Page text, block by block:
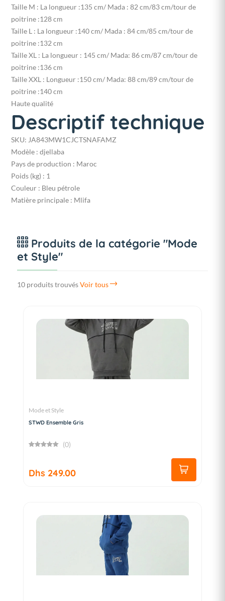
Taille M : La longueur :135 cm/ Mada : 82 cm/83 cm/tour de
poitrine :128 cm
Taille L : La longueur :140 cm/ Mada : 84 cm/85 cm/tour de
poitrine :132 cm
Taille XL : La longueur : 145 cm/ Mada: 86 cm/87 cm/tour de
poitrine :136 cm
Taille XXL : Longueur :150 cm/ Mada: 88 cm/89 cm/tour de
poitrine :140 cm
Haute qualité
Descriptif technique
SKU: JA843MW1CJCTSNAFAMZ
Modèle : djellaba
Pays de production : Maroc
Poids (kg) : 1
Couleur : Bleu pétrole
Matière principale : Mlifa
Produits de la catégorie "Mode
et Style"
10 produits trouvésVoir tous
Mode et Style
STWD Ensemble Gris
(0)
Dhs 249.00